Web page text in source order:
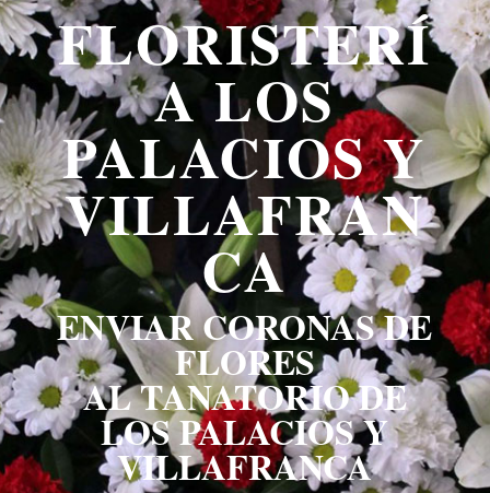
FLORISTERÍ
A LOS
PALACIOS Y
VILLAFRAN
CA
ENVIAR CORONAS DE
FLORES
AL TANATORIO DE
LOS PALACIOS Y
VILLAFRANCA